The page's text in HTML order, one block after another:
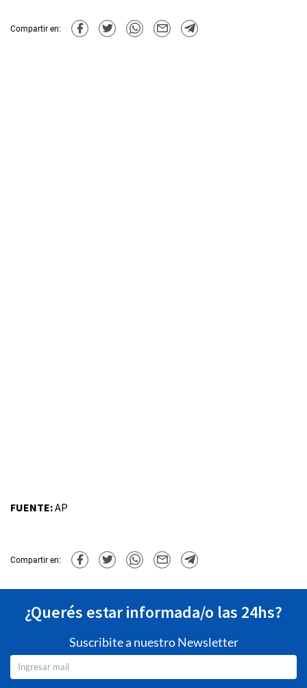
Compartir en:
FUENTE:AP
Compartir en:
¿Querés estar informada/o las 24hs?
Suscribite a nuestro Newsletter